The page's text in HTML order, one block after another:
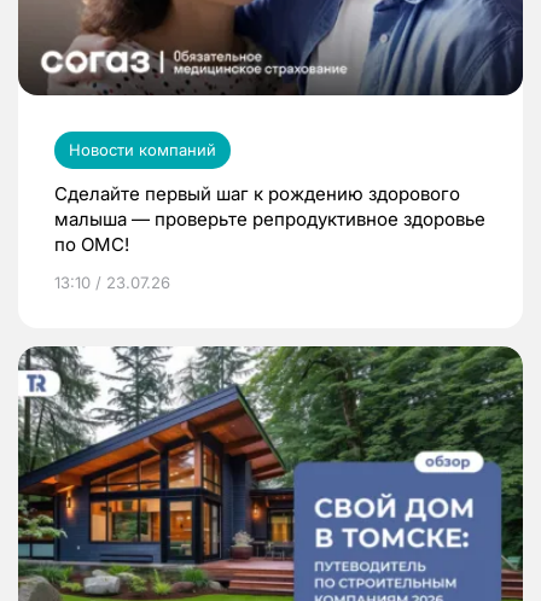
Новости компаний
Сделайте первый шаг к рождению здорового
малыша — проверьте репродуктивное здоровье
по ОМС!
13:10 / 23.07.26